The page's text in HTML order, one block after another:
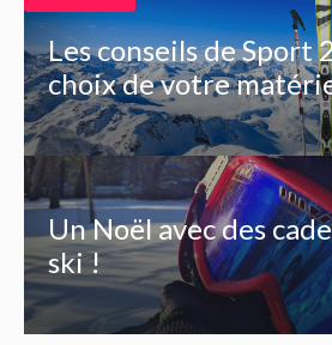
Les conseils de Sport
choix de votre
Un Noël avec des
ski !